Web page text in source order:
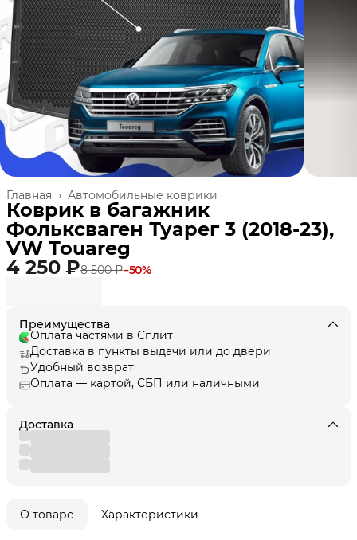
Автомобильные коврики
Главная ›
Коврик в багажник
Фольксваген Туарег 3 (2018-23),
VW Touareg
4 250 ₽8 500 ₽−50%
Преимущества
Оплата частями в Сплит
Доставка в пункты выдачи или до двери
Удобный возврат
Оплата — картой, СБП или наличными
Доставка
О товаре Характеристики